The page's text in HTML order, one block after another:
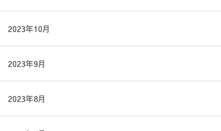
2023年10月
2023年9月
2023年8月